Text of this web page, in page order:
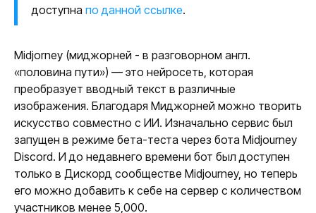
доступна по данной ссылке.
Midjorney (миджорней - в разговорном англ.
«половина пути») — это нейросеть, которая
преобразует вводный текст в различные
изображения. Благодаря Миджорней можно творить
искусство совместно с ИИ. Изначально сервис был
запущен в режиме бета-теста через бота Midjourney
Discord. И до недавнего времени бот был доступен
только в Дискорд сообществе Midjourney, но теперь
его можно добавить к себе на сервер с количеством
участников менее 5,000.